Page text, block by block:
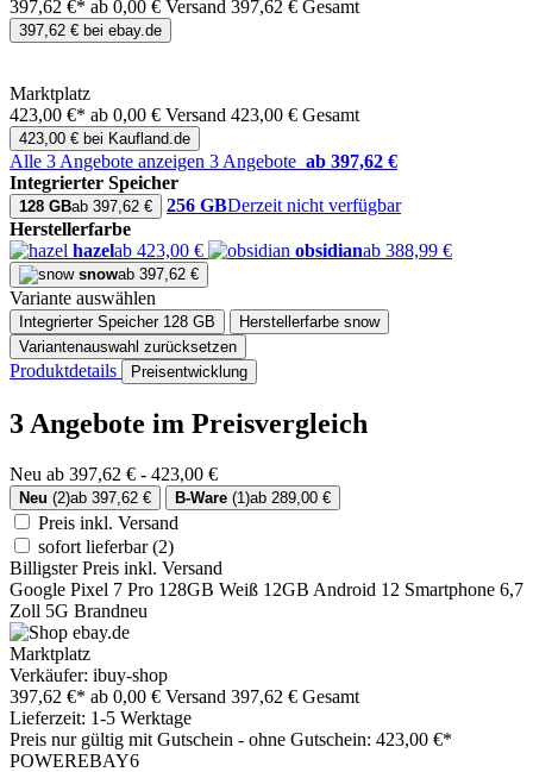
397,62 €* ab 0,00 € Versand 397,62 € Gesamt
397,62 € bei ebay.de
Marktplatz
423,00 €* ab 0,00 € Versand 423,00 € Gesamt
423,00 € bei Kaufland.de
Alle 3 Angebote anzeigen 3 Angebote ab 397,62 €
Integrierter Speicher
128 GBab 397,62 € 256 GBDerzeit nicht verfügbar
Herstellerfarbe
hazelab 423,00 € obsidianab 388,99 €
snowab 397,62 €
Variante auswählen
Integrierter Speicher 128 GB Herstellerfarbe snow
Variantenauswahl zurücksetzen
Produktdetails Preisentwicklung
3 Angebote im Preisvergleich
Neu ab 397,62 € - 423,00 €
Neu (2)ab 397,62 € B-Ware (1)ab 289,00 €
Preis inkl. Versand
sofort lieferbar(2)
Billigster Preis inkl. Versand
Google Pixel 7 Pro 128GB Weiß 12GB Android 12 Smartphone 6,7
Zoll 5G Brandneu
Marktplatz
Verkäufer: ibuy-shop
397,62 €* ab 0,00 € Versand 397,62 € Gesamt
Lieferzeit: 1-5 Werktage
Preis nur gültig mit Gutschein - ohne Gutschein: 423,00 €*
POWEREBAY6